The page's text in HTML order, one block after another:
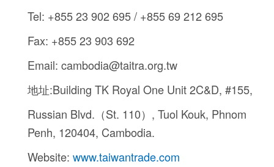
Tel: +855 23 902 695 / +855 69 212 695
Fax: +855 23 903 692
Email: cambodia@taitra.org.tw
地址:Building TK Royal One Unit 2C&D, #155,
Russian Blvd.（St. 110）, Tuol Kouk, Phnom
Penh, 120404, Cambodia.
Website:www.taiwantrade.com